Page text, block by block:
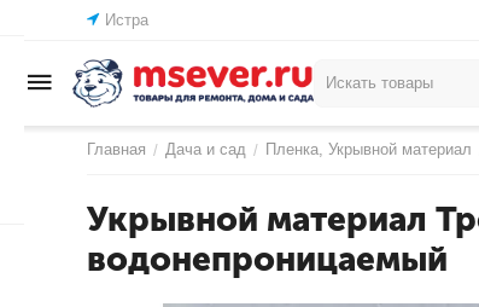
Истра
Главная / Дача и сад / Пленка, Укрывной материал
Укрывной материал
водонепроницаемый